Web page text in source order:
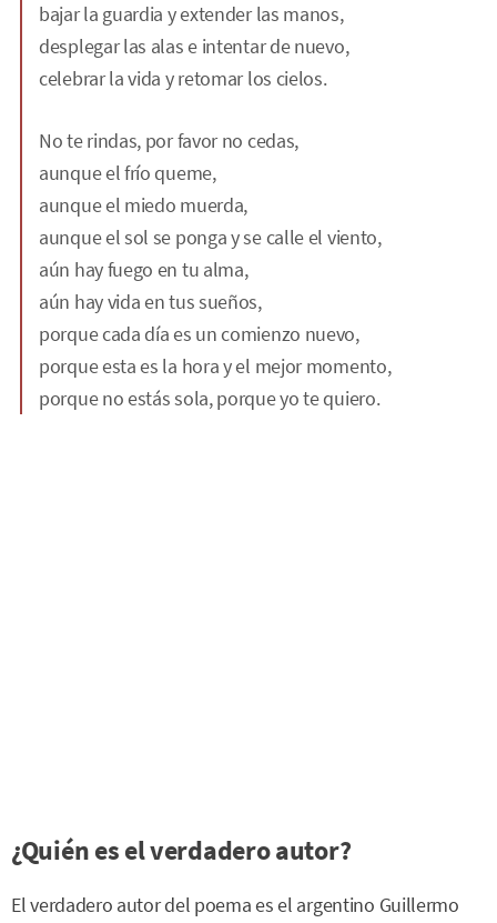
bajar la guardia y extender las manos,
desplegar las alas e intentar de nuevo,
celebrar la vida y retomar los cielos.
No te rindas, por favor no cedas,
aunque el frío queme,
aunque el miedo muerda,
aunque el sol se ponga y se calle el viento,
aún hay fuego en tu alma,
aún hay vida en tus sueños,
porque cada día es un comienzo nuevo,
porque esta es la hora y el mejor momento,
porque no estás sola, porque yo te quiero.
¿Quién es el verdadero autor?
El verdadero autor del poema es el argentino Guillermo